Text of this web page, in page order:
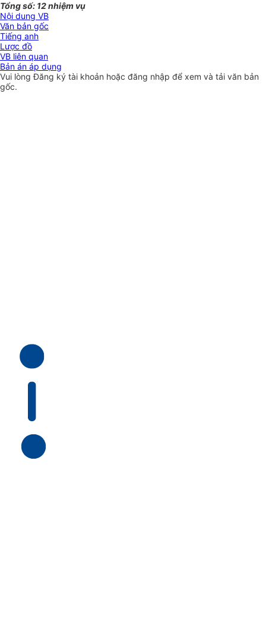
Tổng số: 12 nhiệm vụ
Nội dung VB
Văn bản gốc
Tiếng anh
Lược đồ
VB liên quan
Bản án áp dụng
Vui lòngĐăng ký tài khoản hoặc đăng nhập để xem và tải văn bản
gốc.